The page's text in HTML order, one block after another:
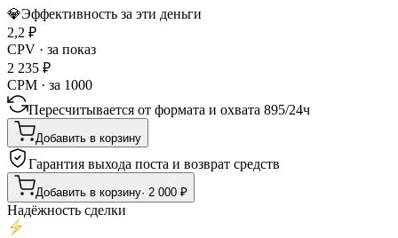
💎Эффективность за эти деньги
2,2 ₽
CPV · за показ
2 235 ₽
CPM · за 1000
Пересчитывается от формата и охвата 895/24ч
Добавить в корзину
Гарантия выхода поста и возврат средств
Добавить в корзину· 2 000 ₽
Надёжность сделки